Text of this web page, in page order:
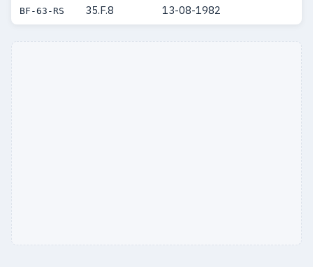
BF-63-RS 35.F.8 13-08-1982